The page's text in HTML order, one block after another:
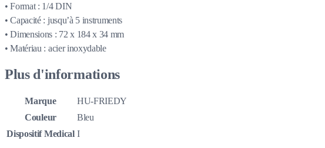
• Format : 1/4 DIN
• Capacité : jusqu’à 5 instruments
• Dimensions : 72 x 184 x 34 mm
• Matériau : acier inoxydable
Plus d'informations
Marque
HU-FRIEDY
Couleur
Bleu
Dispositif Medical I